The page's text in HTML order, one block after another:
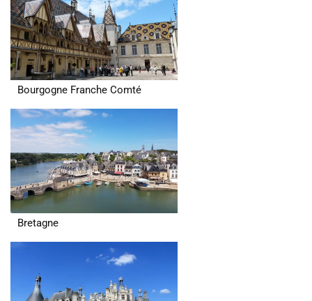
Bourgogne Franche Comté
Bretagne